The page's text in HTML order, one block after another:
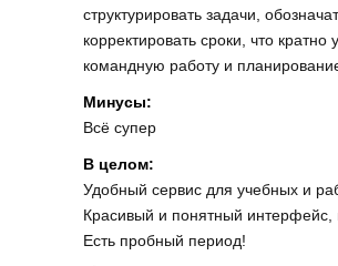
структурировать задачи,
корректировать сроки, что кратно
командную работу и
Минусы:
Всё супер
В целом:
Удобный сервис для учебных и
Красивый и понятный интерфейс,
Есть пробный период!